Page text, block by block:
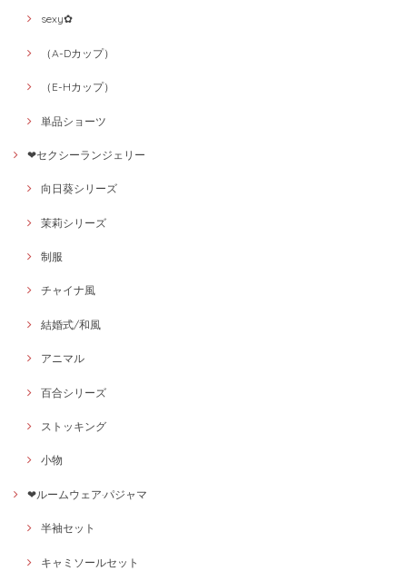
sexy✿
（A-Dカップ）
（E-Hカップ）
単品ショーツ
❤セクシーランジェリー
向日葵シリーズ
茉莉シリーズ
制服
チャイナ風
結婚式/和風
アニマル
百合シリーズ
ストッキング
小物
❤ルームウェア·パジャマ
半袖セット
キャミソールセット